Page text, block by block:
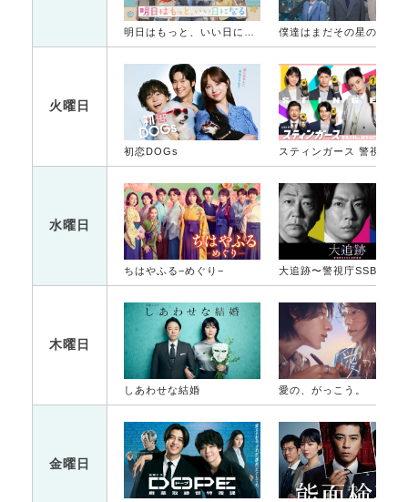
明日はもっと、いい日になる
火曜日
初恋DOGs
水曜日
ちはやふる−めぐり−
木曜日
しあわせな結婚 愛の、がっこう。
金曜日